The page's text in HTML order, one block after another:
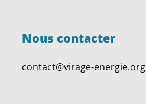
Nous contacter
contact@virage-energie.org